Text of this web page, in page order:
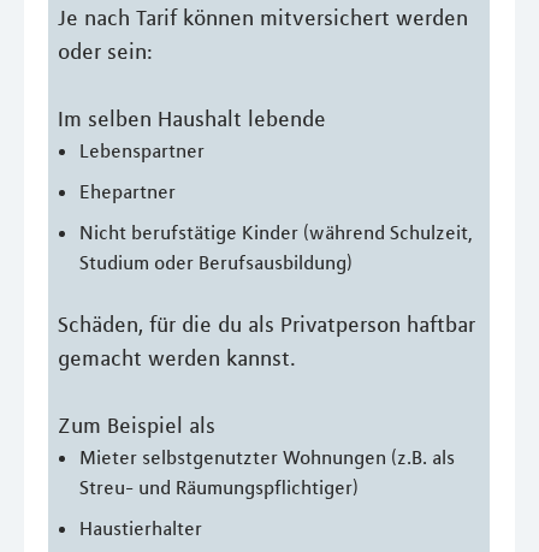
Je nach Tarif können mitversichert werden
oder sein:
Im selben Haushalt lebende
Lebenspartner
Ehepartner
Nicht berufstätige Kinder (während Schulzeit,
Studium oder Berufsausbildung)
Schäden, für die du als Privatperson haftbar
gemacht werden kannst.
Zum Beispiel als
Mieter selbstgenutzter Wohnungen (z.B. als
Streu- und Räumungspflichtiger)
Haustierhalter